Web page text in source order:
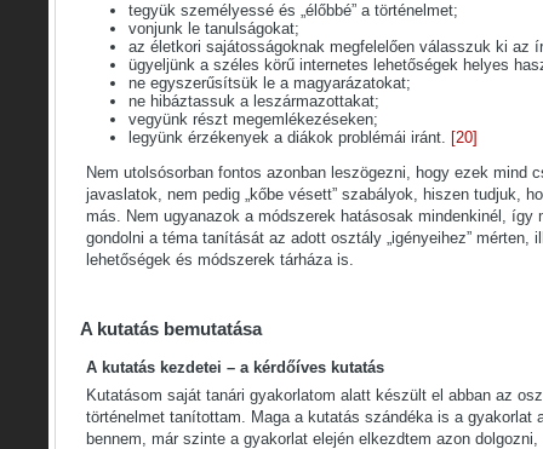
tegyük személyessé és „élőbbé” a történelmet;
vonjunk le tanulságokat;
az életkori sajátosságoknak megfelelően válasszuk ki az
ügyeljünk a széles körű internetes lehetőségek helyes
ne egyszerűsítsük le a magyarázatokat;
ne hibáztassuk a leszármazottakat;
vegyünk részt megemlékezéseken;
legyünk érzékenyek a diákok problémái iránt. [20]
Nem utolsósorban fontos azonban leszögezni, hogy ezek mind
javaslatok, nem pedig „kőbe vésett” szabályok, hiszen tudjuk,
más. Nem ugyanazok a módszerek hatásosak mindenkinél, így
gondolni a téma tanítását az adott osztály „igényeihez” mérten,
lehetőségek és módszerek tárháza is.
A kutatás bemutatása
A kutatás kezdetei – a kérdőíves kutatás
Kutatásom saját tanári gyakorlatom alatt készült el abban az
történelmet tanítottam. Maga a kutatás szándéka is a gyakorlat
bennem, már szinte a gyakorlat elején elkezdtem azon